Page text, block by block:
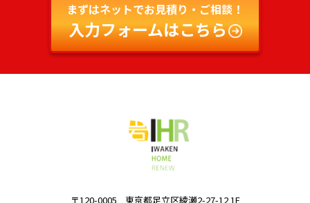
まずはネットでお見積り・ご相談！
入力フォームはこちら
〒120-0005 東京都足立区綾瀬2-27-12 1F